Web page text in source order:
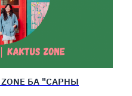
БА "САРНЫ